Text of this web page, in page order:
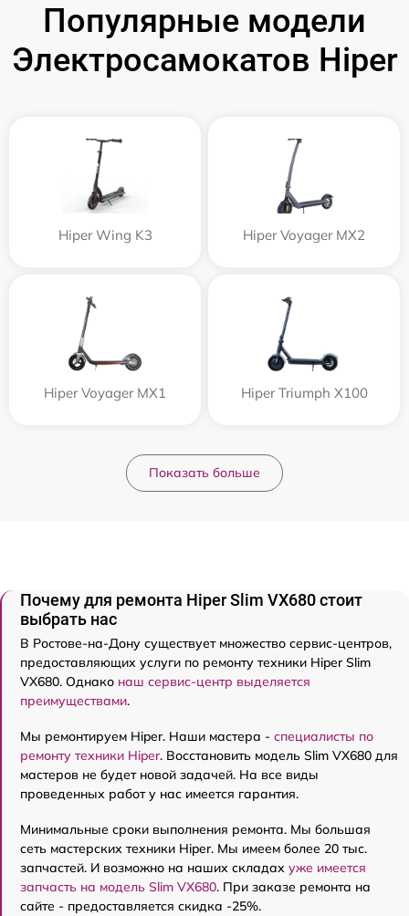
Популярные модели
Электросамокатов Hiper
Hiper Wing K3 Hiper Voyager MX2
Hiper Voyager MX1 Hiper Triumph X100
Показать больше
Почему для ремонта Hiper Slim VX680 стоит
выбрать нас
В Ростове-на-Дону существует множество сервис-центров,
предоставляющих услуги по ремонту техники Hiper Slim
VX680. Однако наш сервис-центр выделяется
преимуществами.
Мы ремонтируем Hiper. Наши мастера - специалисты по
ремонту техники Hiper. Восстановить модель Slim VX680 для
мастеров не будет новой задачей. На все виды
проведенных работ у нас имеется гарантия.
Минимальные сроки выполнения ремонта. Мы большая
сеть мастерских техники Hiper. Мы имеем более 20 тыс.
запчастей. И возможно на наших складах уже имеется
запчасть на модель Slim VX680. При заказе ремонта на
сайте - предоставляется скидка -25%.